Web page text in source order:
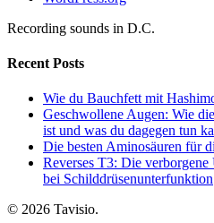
Recording sounds in D.C.
Recent Posts
Wie du Bauchfett mit
Geschwollene Augen: Wie
ist und was du dagegen tun
Die besten Aminosäuren für
Reverses T3: Die
bei Schilddrüsenunterfunktion
© 2026 Tavisio.